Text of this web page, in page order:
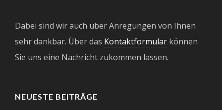
Dabei sind wir auch über Anregungen von Ihnen
sehr dankbar. Über das Kontaktformular können
Sie uns eine Nachricht zukommen lassen.
NEUESTE BEITRÄGE